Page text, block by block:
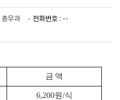
총무과 전화번호 : --
금 액
6,200원/식